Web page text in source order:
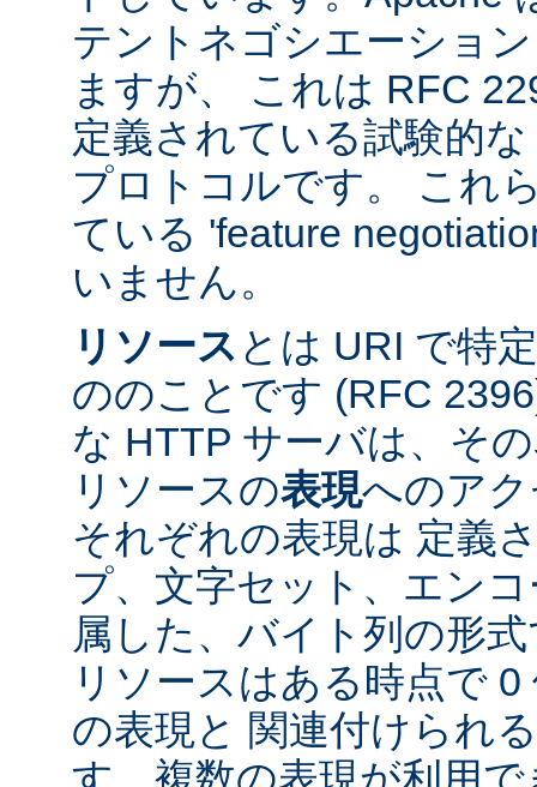
テントネゴシエーショ
ますが、 これは RFC
定義されている試験的
プロトコルです。 これ
ている 'feature
いません。
リソース とは URI で特
ののことです (RFC
な HTTP サーバは、そ
リソースの表現へのア
それぞれの表現は 定義
プ、文字セット、エン
属した、バイト列の形
リソースはある時点で
の表現と 関連付けられ
す。複数の表現が利用